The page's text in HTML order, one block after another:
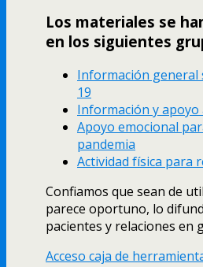
Los materiales se
en los siguientes
Información general
19
Información y apoyo
Apoyo emocional
pandemia
Actividad física para
Confiamos que sean de
parece oportuno, lo
pacientes y relaciones en
Acceso caja de